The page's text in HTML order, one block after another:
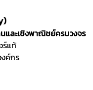
และเชิงพาณิชย์ครบวงจร
ร์แท้
ค์กร